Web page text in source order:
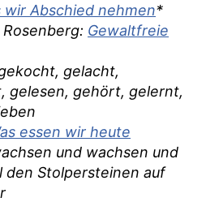
wir Abschied nehmen*
Gewaltfreie
gelacht,
gelesen, gehört, gelernt,
essen wir heute
und wachsen und
den Stolpersteinen auf